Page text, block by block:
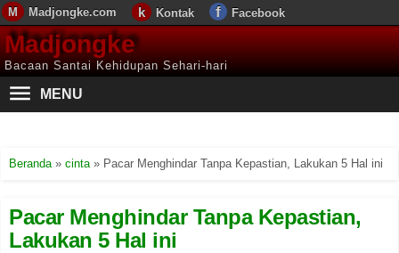
Madjongke.com Kontak Facebook
Madjongke
Bacaan Santai Kehidupan Sehari-hari
MENU
Beranda» cinta» Pacar Menghindar Tanpa Kepastian, Lakukan 5 Hal ini
Pacar Menghindar Tanpa Kepastian,
Lakukan 5 Hal ini